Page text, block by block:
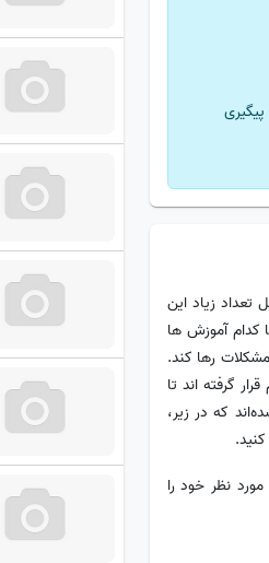
پیگیری
زیاد این
کدام آموزش ها
رها کند.
گرفته اند تا
که در زیر،
نظر خود را